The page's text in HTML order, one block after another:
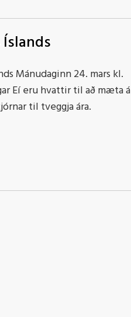
Mánudaginn 24. mars kl.
Eí eru hvattir til að mæta á
til tveggja ára.